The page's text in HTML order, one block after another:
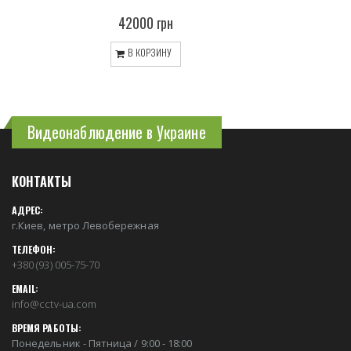
42000 грн
В КОРЗИНУ
Видеонаблюдение в Украине
КОНТАКТЫ
АДРЕС:
г.Киев, метро Левобережная
ТЕЛЕФОН:
+380 (93) 005-75-70
EMAIL:
info@cctv-ua.com
ВРЕМЯ РАБОТЫ:
Понедельник - Пятница / 9:00 - 18:00